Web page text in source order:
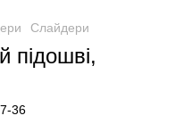
Слайдери
підошві,
36